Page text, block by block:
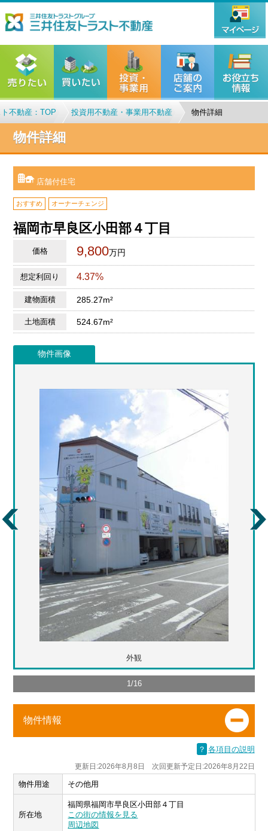
不動産：TOP 投資用不動産・事業用不動産 物件詳細
物件詳細
店舗付住宅
おすすめ オーナーチェンジ
福岡市早良区小田部４丁目
価格 9,800万円
想定利回り 4.37%
建物面積 285.27m²
土地面積 524.67m²
物件画像
外観
1/16
物件情報
？ 各項目の説明
更新日:2026年8月8日 次回更新予定日:2026年8月22日
物件用途 その他用
所在地
福岡県福岡市早良区小田部４丁目
この街の情報を見る
周辺地図